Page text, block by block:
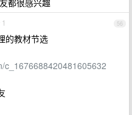
都很感兴趣
56
1
的教材节选
c_1676688420481605632